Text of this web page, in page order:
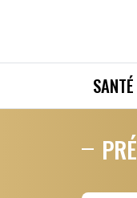
SANTÉ